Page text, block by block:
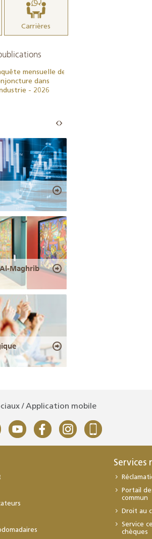
Carrières
mensuelle de
dans
- 2026
Maghrib
/ Application mobile
Services
Portail
commun
Droit au
Service
chèques